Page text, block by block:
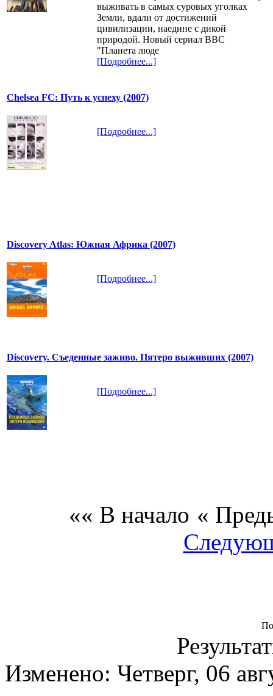
выживать в самых суровых уголках
Земли, вдали от достижений
цивилизации, наедине с дикой
природой. Новый сериал ВВС
"Планета люде
[Подробнее...]
Chelsea FC: Путь к успеху (2007)
[Подробнее...]
Discovery Atlas: Южная Африка (2007)
[Подробнее...]
Discovery. Съеденные заживо. Пятеро выживших (2007)
[Подробнее...]
«« В начало «
Изменено: Четверг, 06